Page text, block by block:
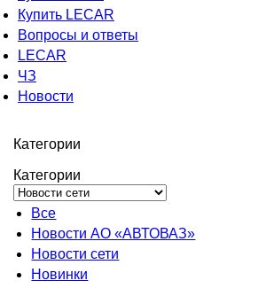
Купить LECAR
Вопросы и ответы
LECAR
ЧЗ
Новости
Категории
Категории
Все
Новости АО «АВТОВАЗ»
Новости сети
Новинки